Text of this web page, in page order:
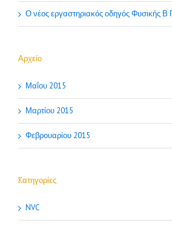
Ο νέος εργαστηριακός οδηγός Φυσικής Β
Αρχείο
Μαΐου 2015
Μαρτίου 2015
Φεβρουαρίου 2015
Kατηγορίες
NVC